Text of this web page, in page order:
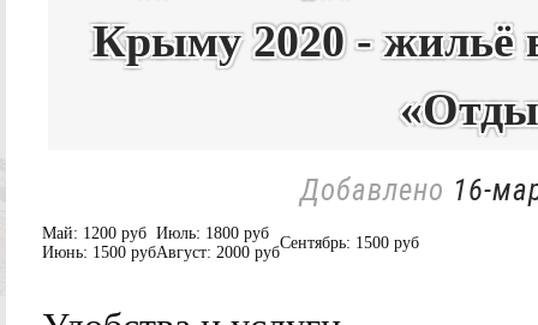
Крыму 2020 - жильё
Добавлено 16-
Май: 1200 руб
Июнь: 1500 руб
Июль: 1800 руб
Август: 2000 руб
Сентябрь: 1500 руб